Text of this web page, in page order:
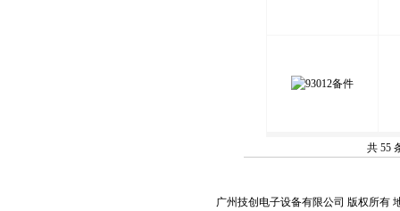
共 55
广州技创电子设备有限公司 版权所有